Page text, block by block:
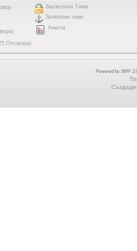
Отговора)
Заключена Тема
Залепени теми
Анкета
Powered by SMF